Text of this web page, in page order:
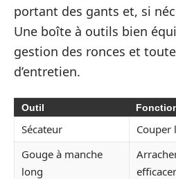
portant des gants et, si
Une boîte à outils bien
gestion des ronces et
d’entretien.
Outil
Sécateur
Couper
Gouge à manche
long